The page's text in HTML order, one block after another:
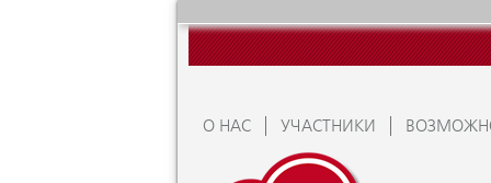
О НАС УЧАСТНИКИ